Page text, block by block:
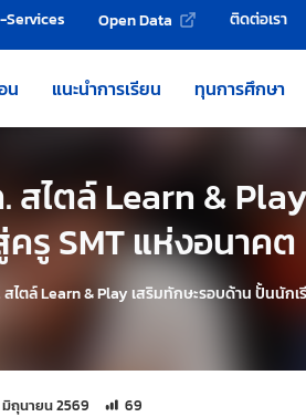
Services Open Data ติดต่อเรา
น แนะนำการเรียน ทุนการศึกษา
ไตล์ Learn &
รู SMT แห่งอนาคต
ตล์ Learn & Play เสริมทักษะรอบด้าน ปั้นนัก
ถุนายน 2569 แก้ไขล่าสุดเมื่อ:
จำนวนการเข้าชม 69 ครั้ง
69